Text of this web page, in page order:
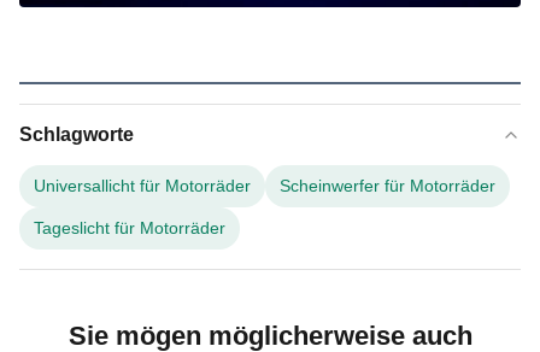
Schlagworte
Universallicht für Motorräder Scheinwerfer für Motorräder
Tageslicht für Motorräder
Sie mögen möglicherweise auch